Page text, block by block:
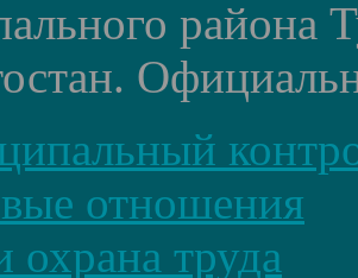
района
отношения
охрана труда